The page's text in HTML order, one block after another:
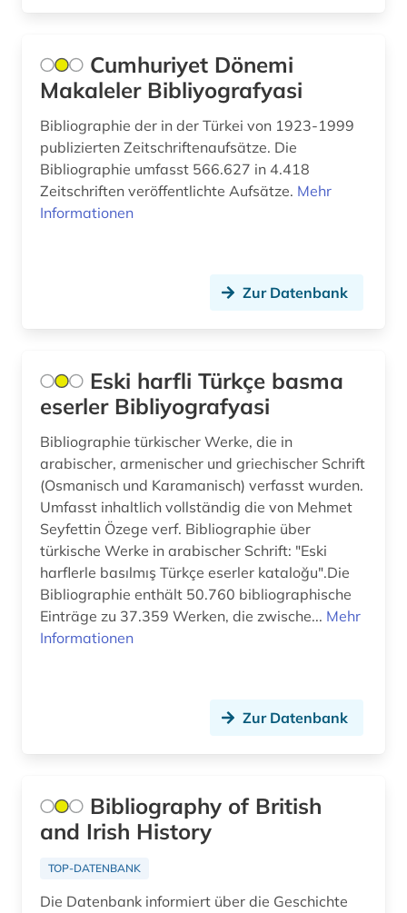
aufsatz (3)
august von (1)
augustinus (1)
ausbildung (1)
ausländer (1)
ausländisches recht (1)
ausrüstung (1)
ausschreibung (1)
ausstellung (2)
ausstellungskatalog (1)
australien (7)
automatic engineering information (1)
automatische sprachproduktion (1)
Cumhuriyet Dönemi
Makaleler Bibliyografyasi
Bibliographie der in der Türkei von 1923-1999
publizierten Zeitschriftenaufsätze. Die
Bibliographie umfasst 566.627 in 4.418
Zeitschriften veröffentlichte Aufsätze. Mehr
Informationen
Zur Datenbank
Eski harfli Türkçe basma
eserler Bibliyografyasi
Bibliographie türkischer Werke, die in
arabischer, armenischer und griechischer Schrift
(Osmanisch und Karamanisch) verfasst wurden.
Umfasst inhaltlich vollständig die von Mehmet
Seyfettin Özege verf. Bibliographie über
türkische Werke in arabischer Schrift: "Eski
harflerle basılmış Türkçe eserler kataloğu".Die
Bibliographie enthält 50.760 bibliographische
Einträge zu 37.359 Werken, die zwische... Mehr
Informationen
Zur Datenbank
Bibliography of British
and Irish History
TOP-DATENBANK
Die Datenbank informiert über die Geschichte